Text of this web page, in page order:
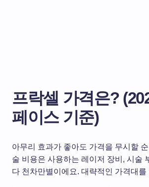
프락셀 가격은?
페이스 기준)
아무리 효과가 좋아도 가격을 무시할 순
술 비용은 사용하는 레이저 장비, 시술
다 천차만별이에요. 대략적인 가격대